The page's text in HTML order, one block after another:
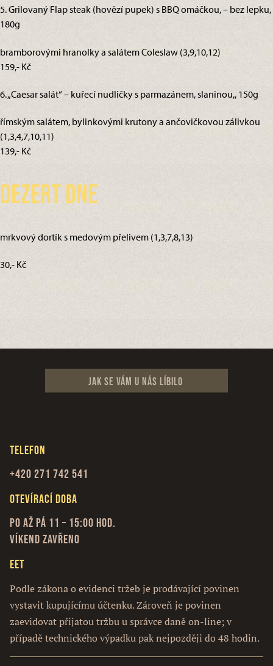
5. Grilovaný Flap steak (hovězí pupek) s BBQ omáčkou, – bez lepku,
180g
bramborovými hranolky a salátem Coleslaw (3,9,10,12)
159,- Kč
6. „Caesar salát“ – kuřecí nudličky s parmazánem, slaninou,, 150g
římským salátem, bylinkovými krutony a ančovičkovou zálivkou
(1,3,4,7,10,11)
139,- Kč
Dezert dne
mrkvový dortík s medovým přelivem (1,3,7,8,13)
30,- Kč
Jak se vám u nás líbilo
Telefon
+420 271 742 541
Otevírací doba
Po až Pá 11 – 15:00 hod.
Víkend zavřeno
EET
Podle zákona o evidenci tržeb je prodávající povinen
vystavit kupujícímu účtenku. Zároveň je povinen
zaevidovat přijatou tržbu u správce daně on-line; v
případě technického výpadku pak nejpozději do 48 hodin.